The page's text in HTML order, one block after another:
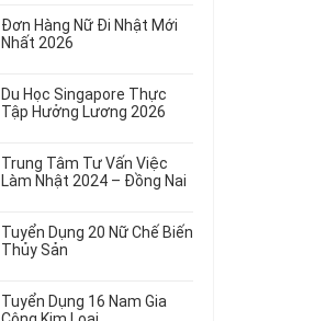
Rau
Củ
Áo
Trẻ
Áo
Thun
Dụng
12
Tạo
Đầu
Điện
Dùng
Tô
Máy
có
bình
luận
Tuyển
Dụng
04
Gia
Công
Chi
Tiết
Đơn Hàng Nữ Đi Nhật Mới
Nhất 2026
có
bình
luận
Đơn
Hàng
Nữ
Nhật
Mới
Nhất
Du Học Singapore Thực
Tập Hưởng Lương 2026
có
bình
luận
Du
Học
Singapore
Tập
Hưởng
Trung Tâm Tư Vấn Việc
Làm Nhật 2024 – Đồng Nai
có
bình
luận
Trung
Tâm
Tuyển Dụng 20 Nữ Chế Biến
Thủy Sản
có
bình
Tuyển Dụng 16 Nam Gia